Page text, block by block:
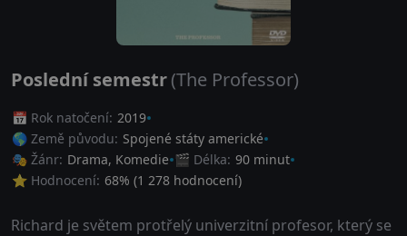
Poslední semestr(The Professor)
📅 Rok natočení: 2019
🌎 Země původu: Spojené státy americké
🎭 Žánr: Drama, Komedie 🎬 Délka: 90 minut
⭐ Hodnocení: 68% (1 278 hodnocení)
Richard je světem protřelý univerzitní profesor, který se